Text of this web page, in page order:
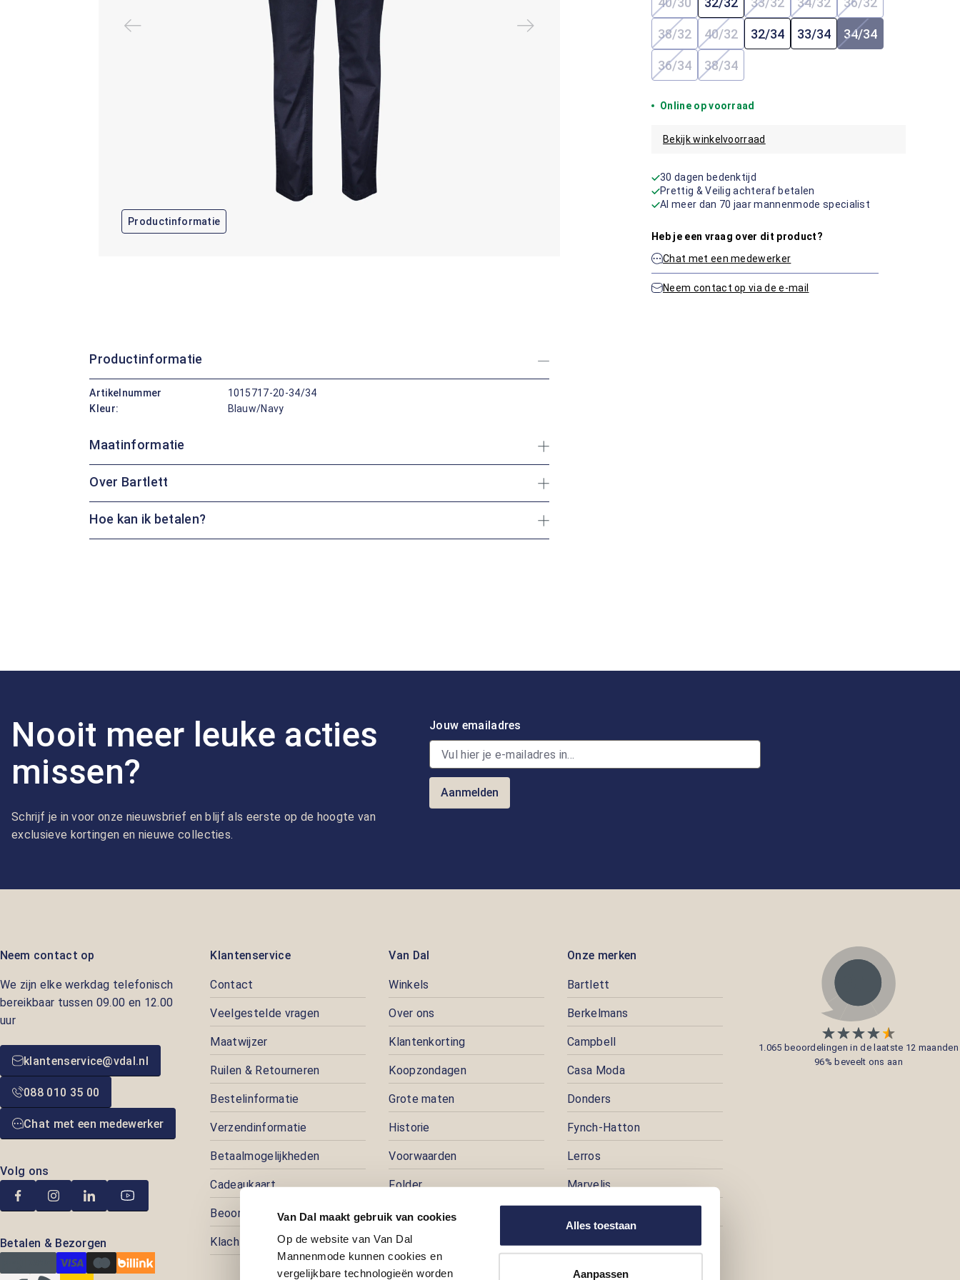
Van Dal maakt gebruik van cookies
Op de website van Van Dal
Mannenmode kunnen cookies en
vergelijkbare technologieën worden
Alles toestaan
Aanpassen
Productinformatie
(Deze optie is momenteel niet beschikbaar.)
(Deze optie is momenteel niet
(Deze optie is momenteel
(Deze optie is
38/32(Deze optie is momenteel niet beschikbaar.)
40/32(Deze optie is momenteel niet beschikbaar.)
32/34 33/34 34/34(Deze optie is
36/34(Deze optie is momenteel niet beschikbaar.)
38/34(Deze optie is momenteel niet beschikbaar.)
Online op voorraad
Bekijk winkelvoorraad
30 dagen bedenktijd
Prettig & Veilig achteraf betalen
Al meer dan 70 jaar mannenmode specialist
Heb je een vraag over dit product?
Chat met een medewerker
Neem contact op via de e-mail
Productinformatie
Artikelnummer
1015717-20-34/34
Kleur:
Blauw/Navy
Maatinformatie
Over Bartlett
Hoe kan ik betalen?
Nooit meer leuke acties
missen?
Schrijf je in voor onze nieuwsbrief en blijf als eerste op de hoogte van
exclusieve kortingen en nieuwe collecties.
Jouw emailadres
Aanmelden
Neem contact op
We zijn elke werkdag telefonisch
bereikbaar tussen 09.00 en 12.00
uur
klantenservice@vdal.nl
088 010 35 00
Chat met een medewerker
Volg ons
Betalen & Bezorgen
Klantenservice
Contact
Veelgestelde vragen
Maatwijzer
Ruilen & Retourneren
Bestelinformatie
Verzendinformatie
Betaalmogelijkheden
Cadeaukaart
Beoordelingen
Klachtenafhandeling
Van Dal
Winkels
Over ons
Klantenkorting
Koopzondagen
Grote maten
Historie
Voorwaarden
Folder
Pers
Prijspuzzel
Vacatures
Onze merken
Bartlett
Berkelmans
Campbell
Casa Moda
Donders
Fynch-Hatton
Lerros
Marvelis
1.065 beoordelingen in de laatste 12 maanden
96% beveelt ons aan